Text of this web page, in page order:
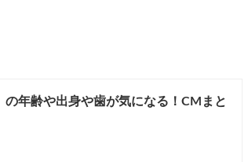
の年齢や出身や歯が気になる！CMまと